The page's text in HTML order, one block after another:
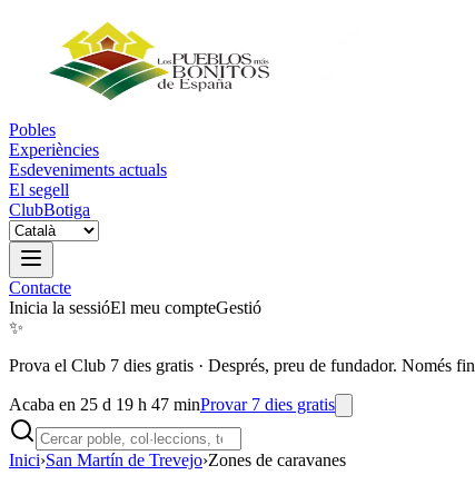
Pobles
Experiències
Esdeveniments actuals
El segell
ClubBotiga
Contacte
Inicia la sessióEl meu compteGestió
✨
Prova el Club 7 dies gratis · Després, preu de fundador. Només
Acaba en 25 d 19 h 47 minProvar 7 dies gratis
Inici›San Martín de Trevejo›Zones de caravanes